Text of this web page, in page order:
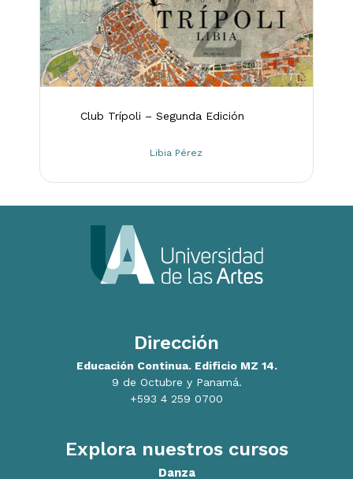
Club Trípoli – Segunda Edición
Libia Pérez
Dirección
Educación Continua. Edificio MZ 14.
9 de Octubre y Panamá.
+593 4 259 0700
Explora nuestros cursos
Danza